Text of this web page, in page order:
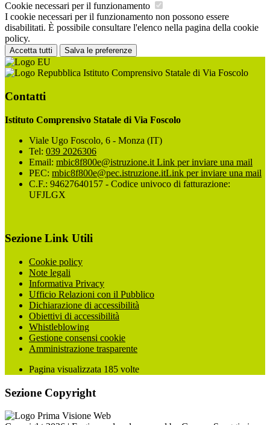
Cookie necessari per il funzionamento
I cookie necessari per il funzionamento non possono essere
disabilitati. È possibile consultare l'elenco nella pagina della cookie
policy.
Accetta tutti Salva le preferenze
Istituto Comprensivo Statale di Via Foscolo
Contatti
Istituto Comprensivo Statale di Via Foscolo
Viale Ugo Foscolo, 6 - Monza (IT)
Tel: 039 2026306
Email: mbic8f800e@istruzione.it Link per inviare una mail
PEC: mbic8f800e@pec.istruzione.itLink per inviare una mail
C.F.: 94627640157 - Codice univoco di fatturazione:
UFJLGX
Sezione Link Utili
Cookie policy
Note legali
Informativa Privacy
Ufficio Relazioni con il Pubblico
Dichiarazione di accessibilità
Obiettivi di accessibilità
Whistleblowing
Gestione consensi cookie
Amministrazione trasparente
Pagina visualizzata 185 volte
Sezione Copyright